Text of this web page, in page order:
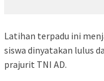
Latihan terpadu ini
siswa dinyatakan lulus
prajurit TNI AD.